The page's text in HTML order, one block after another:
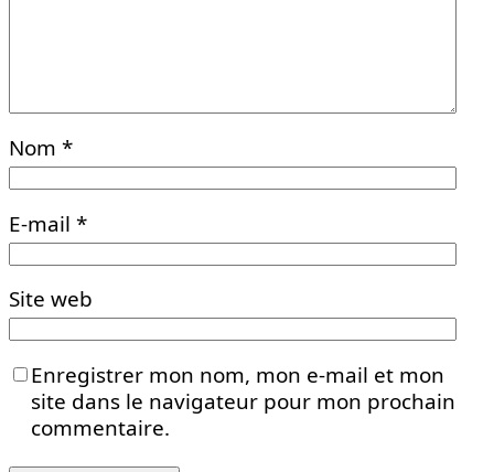
Nom *
E-mail *
Site web
Enregistrer mon nom, mon e-mail et mon
site dans le navigateur pour mon prochain
commentaire.